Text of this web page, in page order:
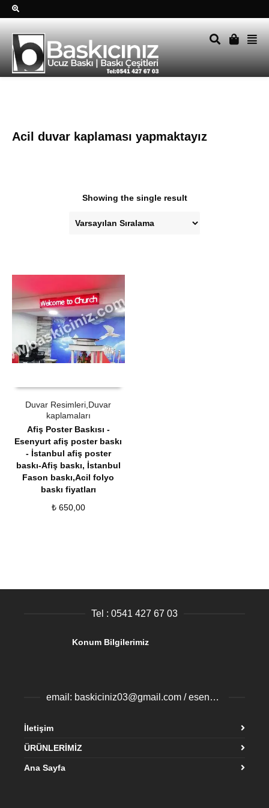
Acil duvar kaplaması yapmaktayız
Showing the single result
Duvar Resimleri,Duvar
kaplamaları
Afiş Poster Baskısı -
Esenyurt afiş poster baskı
- İstanbul afiş poster
baskı-Afiş baskı, İstanbul
Fason baskı,Acil folyo
baskı fiyatları
₺650,00
Tel : 0541 427 67 03
Konum Bilgilerimiz
email: baskiciniz03@gmail.com / esenyurtbaski@gmail.com
İletişim
ÜRÜNLERİMİZ
Ana Sayfa